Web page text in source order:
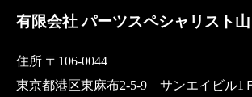
有限会社 パーツスペシャリスト山
住所 〒106-0044
東京都港区東麻布2-5-9 サンエイビル1